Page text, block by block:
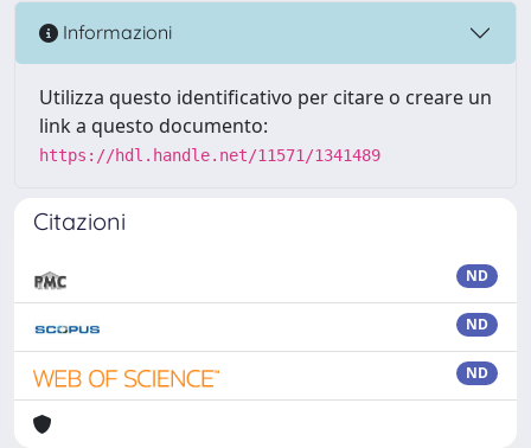
Informazioni
Utilizza questo identificativo per citare o creare un
link a questo documento:
https://hdl.handle.net/11571/1341489
Citazioni
ND
ND
ND